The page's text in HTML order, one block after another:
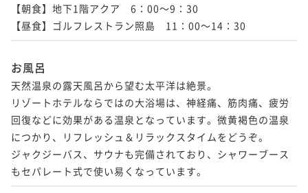
【朝食】地下1階アクア　6：00～9：30
【昼食】ゴルフレストラン照島　11：00～14：30
お風呂
天然温泉の露天風呂から望む太平洋は絶景。
リゾートホテルならではの大浴場は、神経痛、筋肉痛、疲労
回復などに効果がある温泉となっています。微黄褐色の温泉
につかり、リフレッシュ＆リラックスタイムをどうぞ。
ジャクジーバス、サウナも完備されており、シャワーブース
もセパレート式で使い易くなっています。